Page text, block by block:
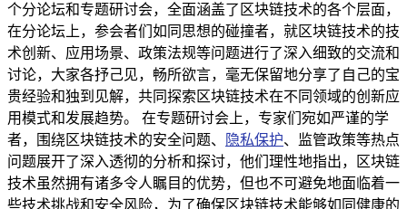
个分论坛和专题研讨会，全面涵盖了区块链技术的各个层面，
在分论坛上，参会者们如同思想的碰撞者，就区块链技术的技
术创新、应用场景、政策法规等问题进行了深入细致的交流和
讨论，大家各抒己见，畅所欲言，毫无保留地分享了自己的宝
贵经验和独到见解，共同探索区块链技术在不同领域的创新应
用模式和发展趋势。 在专题研讨会上，专家们宛如严谨的学
者，围绕区块链技术的安全问题、
隐私保护、监管政策等热点
问题展开了深入透彻的分析和探讨，他们理性地指出，区块链
技术虽然拥有诸多令人瞩目的优势，但也不可避免地面临着一
些技术挑战和安全风险，为了确保区块链技术能够如同健康的